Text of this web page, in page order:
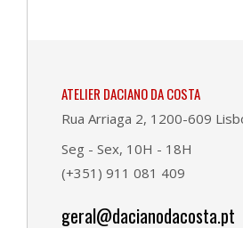
ATELIER DACIANO DA COSTA
Rua Arriaga 2, 1200-609
Seg - Sex, 10H - 18H
(+351) 911 081 409
geral@dacianodacosta.pt